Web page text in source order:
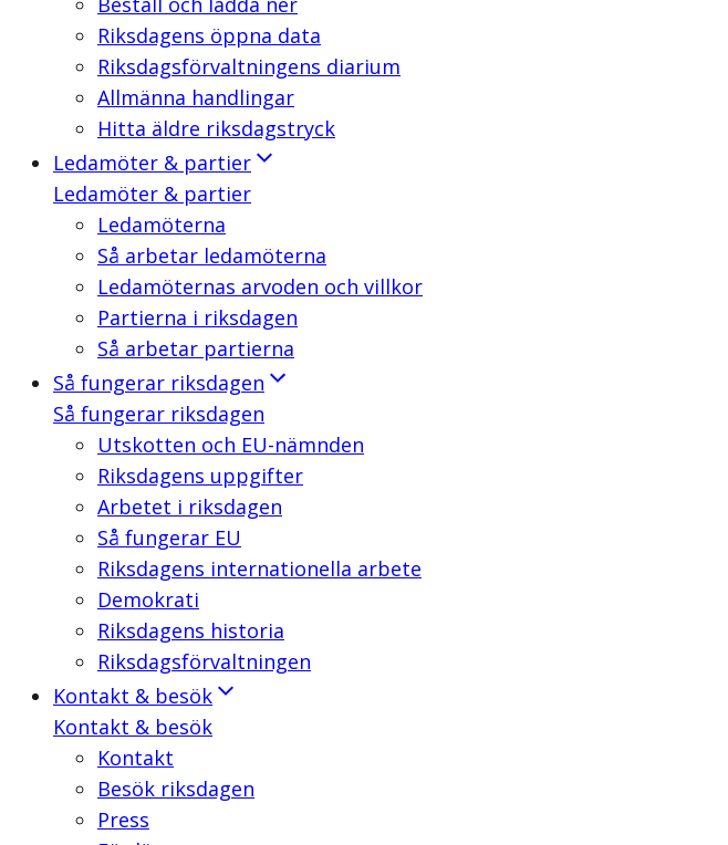
Riksdagens öppna data
Riksdagsförvaltningens diarium
Allmänna handlingar
Hitta äldre riksdagstryck
Ledamöter & partier
Ledamöter & partier
Ledamöterna
Så arbetar ledamöterna
Ledamöternas arvoden och villkor
Partierna i riksdagen
Så arbetar partierna
Så fungerar riksdagen
Så fungerar riksdagen
Utskotten och EU-nämnden
Riksdagens uppgifter
Arbetet i riksdagen
Så fungerar EU
Riksdagens internationella arbete
Demokrati
Riksdagens historia
Riksdagsförvaltningen
Kontakt & besök
Kontakt & besök
Kontakt
Besök riksdagen
Press